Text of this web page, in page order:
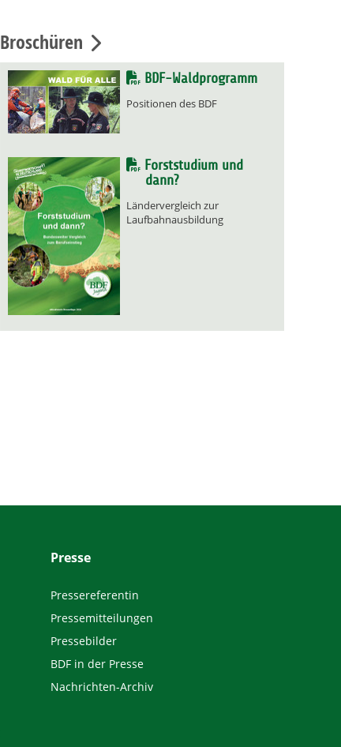
Broschüren
BDF-Waldprogramm
Positionen des BDF
Forststudium und
dann?
Ländervergleich zur
Laufbahnausbildung
Presse
Pressereferentin
Pressemitteilungen
Pressebilder
BDF in der Presse
Nachrichten-Archiv